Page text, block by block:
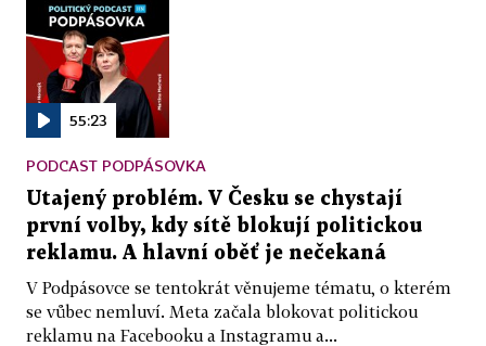
55:23
PODCAST PODPÁSOVKA
Utajený problém. V Česku se chystají
první volby, kdy sítě blokují politickou
reklamu. A hlavní oběť je nečekaná
V Podpásovce se tentokrát věnujeme tématu, o kterém
se vůbec nemluví. Meta začala blokovat politickou
reklamu na Facebooku a Instagramu a...